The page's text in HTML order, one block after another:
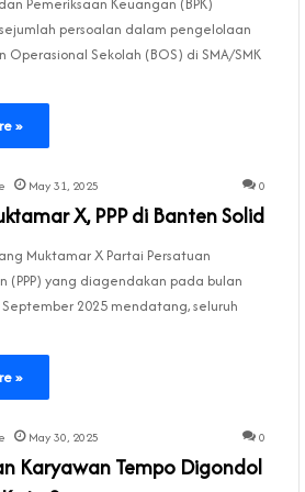
Pemeriksaan Keuangan (BPK)
persoalan dalam pengelolaan
Operasional Sekolah (BOS) di SMA/SMK
»
May 31, 2025 0
X, PPP di Banten Solid
Muktamar X Partai Persatuan
(PPP) yang diagendakan pada bulan
2025 mendatang, seluruh
»
May 30, 2025 0
Karyawan Tempo Digondol